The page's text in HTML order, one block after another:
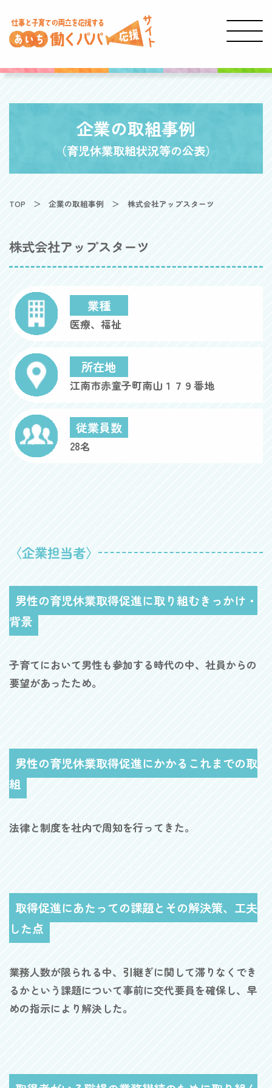
企業の取組事例
（育児休業取組状況等の公表）
TOP 企業の取組事例 株式会社アップスターツ
株式会社アップスターツ
業種
医療、福祉
所在地
江南市赤童子町南山１７９番地
従業員数
28名
〈企業担当者〉
男性の育児休業取得促進に取り組むきっかけ・
背景
子育てにおいて男性も参加する時代の中、社員からの
要望があったため。
男性の育児休業取得促進にかかるこれまでの取
組
法律と制度を社内で周知を行ってきた。
取得促進にあたっての課題とその解決策、工夫
した点
業務人数が限られる中、引継ぎに関して滞りなくでき
るかという課題について事前に交代要員を確保し、早
めの指示により解決した。